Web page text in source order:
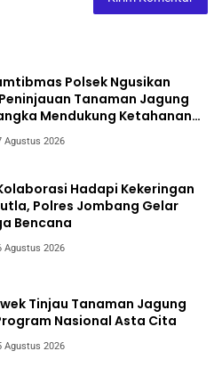
Polsek Ngusikan
Tanaman Jagung
Mendukung Ketahanan
Agustus 2026
Hadapi Kekeringan
Polres Jombang Gelar
Bencana
Agustus 2026
Tinjau Tanaman Jagung
Nasional Asta Cita
Agustus 2026